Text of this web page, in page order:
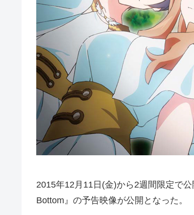
2015年12月11日(金)から2週間限定で
Bottom』の予告映像が公開となった。